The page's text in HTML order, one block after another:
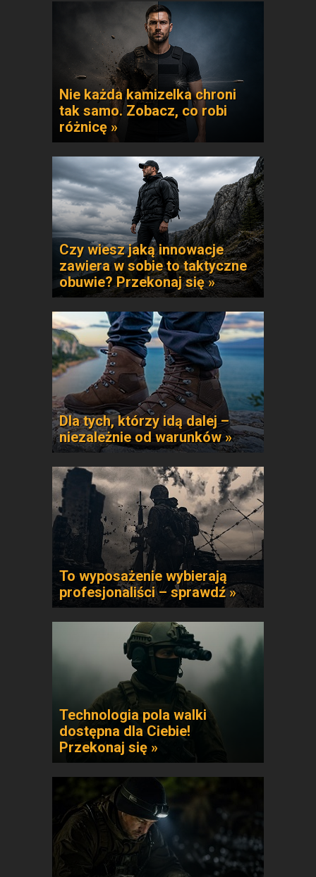
Nie każda kamizelka chroni
tak samo. Zobacz, co robi
różnicę »
Czy wiesz jaką innowacje
zawiera w sobie to taktyczne
obuwie? Przekonaj się »
Dla tych, którzy idą dalej –
niezależnie od warunków »
To wyposażenie wybierają
profesjonaliści – sprawdź »
Technologia pola walki
dostępna dla Ciebie!
Przekonaj się »